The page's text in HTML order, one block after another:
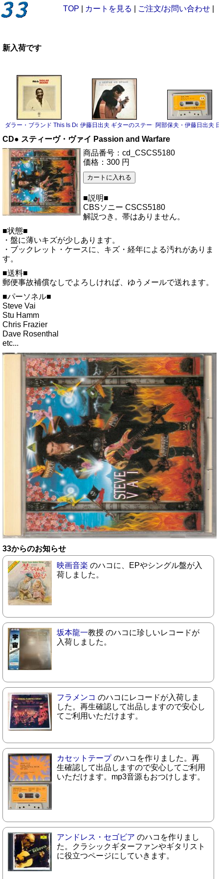
TOP カートを見る ご注文/お問い合わせ
新入荷です
ダラー・ブランド This Is Dollar Brand LP伊藤日出夫 ギターのステージ LP阿部保夫・伊藤日出夫
CD● スティーヴ・ヴァイ Passion and Warfare
商品番号：cd_CSCS5180
価格：300 円
■説明■
CBSソニー CSCS5180
解説つき。帯はありません。
■状態■
・盤に薄いキズが少しあります。
・ブックレット・ケースに、キズ・経年による汚れがありま
す。
■送料■
郵便事故補償なしでよろしければ、ゆうメールで送れます。
■パーソネル■
Steve Vai
Stu Hamm
Chris Frazier
Dave Rosenthal
etc...
33からのお知らせ
映画音楽 のハコに、EPやシングル盤が入
荷しました。
坂本龍一教授 のハコに珍しいレコードが
入荷しました。
フラメンコ のハコにレコードが入荷しま
した。再生確認して出品しますので安心し
てご利用いただけます。
カセットテープのハコを作りました。再
生確認して出品しますので安心してご利用
いただけます。mp3音源もおつけします。
アンドレス・セゴビア のハコを作りまし
た。クラシックギターファンやギタリスト
に役立つページにしていきます。